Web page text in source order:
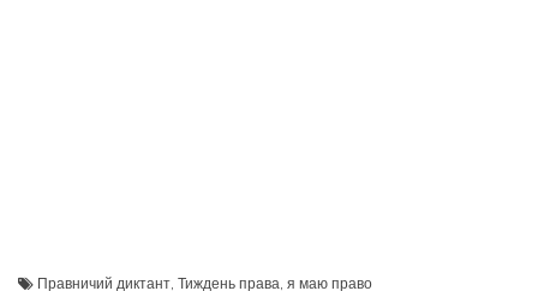
Правничий диктант Тиждень права я маю право